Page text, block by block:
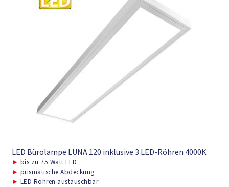
LED Bürolampe LUNA 120 inklusive 3 LED-Röhren 4000K
► bis zu 75 Watt LED
► prismatische Abdeckung
► LED Röhren austauschbar